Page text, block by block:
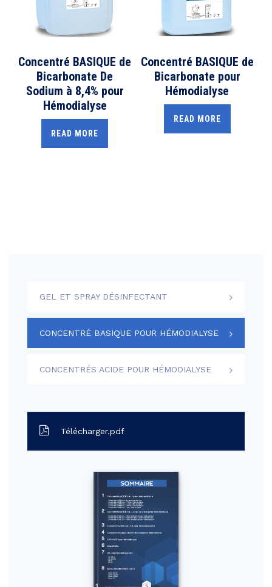
Concentré BASIQUE de
Bicarbonate De
Sodium à 8,4% pour
Hémodialyse
READ MORE
Concentré BASIQUE de
Bicarbonate pour
Hémodialyse
READ MORE
GEL ET SPRAY DÉSINFECTANT
CONCENTRÉ BASIQUE POUR HÉMODIALYSE
CONCENTRÉS ACIDE POUR HÉMODIALYSE
Télécharger.pdf